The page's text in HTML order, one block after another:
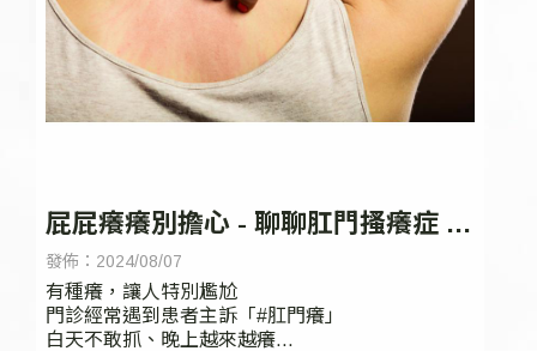
屁屁癢癢別擔心 - 聊聊肛門搔癢症 |
台中痔瘡微創 | 台中微創痔瘡手術
發佈：2024/08/07
有種癢，讓人特別尷尬
門診經常遇到患者主訴「#肛門癢」
白天不敢抓、晚上越來越癢...